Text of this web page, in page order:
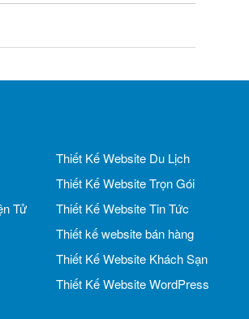
Tử
Thiết Kế Website Du Lịch
Thiết Kế Website Trọn Gói
Thiết Kế Website Tin Tức
Thiết kế website bán hàng
Thiết Kế Website Khách Sạn
Thiết Kế Website WordPress